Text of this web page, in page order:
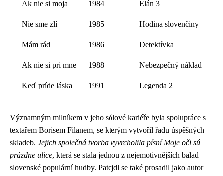
Ak nie si moja 1984 Elán 3
Nie sme zlí 1985 Hodina slovenčiny
Mám rád 1986 Detektívka
Ak nie si pri mne 1988 Nebezpečný náklad
Keď príde láska 1991 Legenda 2
Významným milníkem v jeho sólové kariéře byla spolupráce s
textařem Borisem Filanem, se kterým vytvořil řadu úspěšných
skladeb. Jejich společná tvorba vyvrcholila písní Moje oči sú
prázdne ulice, která se stala jednou z nejemotivnějších balad
slovenské populární hudby. Patejdl se také prosadil jako autor